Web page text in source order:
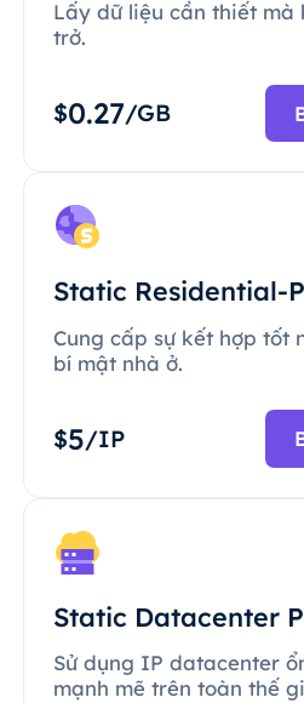
Lấy dữ liệu cần thiết mà
trở.
$0.27/GB
Static Residential-
Cung cấp sự kết hợp tốt
bí mật nhà ở.
$5/IP
Static Datacenter
Sử dụng IP datacenter
mạnh mẽ trên toàn thế